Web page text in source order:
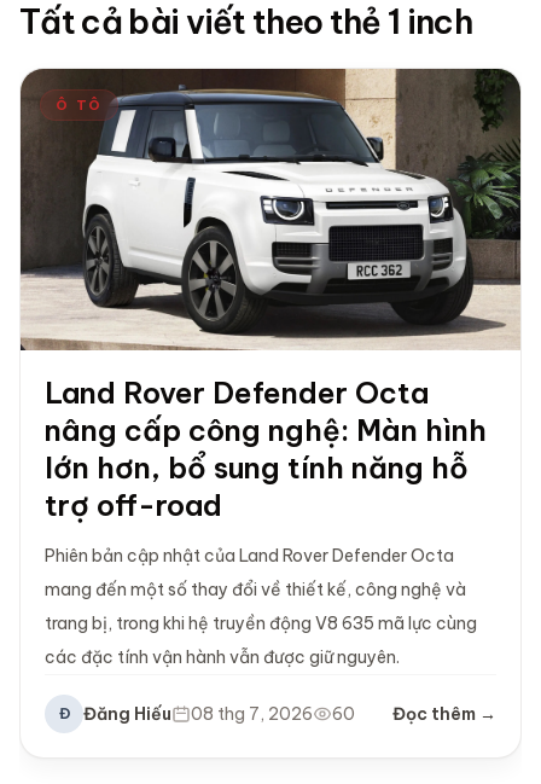
Tất cả bài viết theo thẻ 1 inch
Ô TÔ
Land Rover Defender Octa
nâng cấp công nghệ: Màn hình
lớn hơn, bổ sung tính năng hỗ
trợ off-road
Phiên bản cập nhật của Land Rover Defender Octa
mang đến một số thay đổi về thiết kế, công nghệ và
trang bị, trong khi hệ truyền động V8 635 mã lực cùng
các đặc tính vận hành vẫn được giữ nguyên.
Đ Đăng Hiếu 08 thg 7, 2026 60 Đọc thêm →